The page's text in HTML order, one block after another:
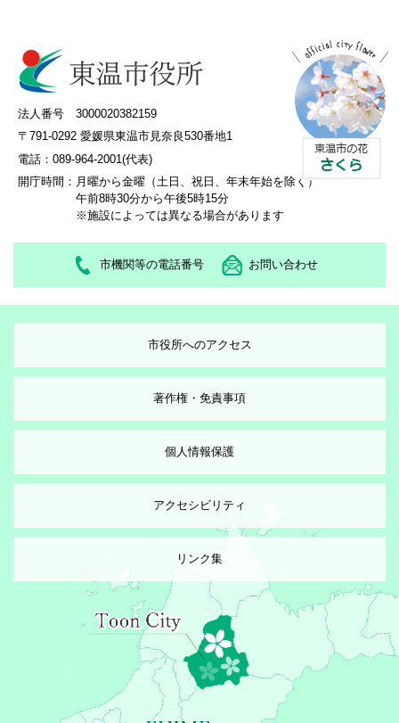
法人番号 3000020382159
〒791-0292 愛媛県東温市見奈良530番地1
電話：089-964-2001(代表)
開庁時間： 月曜から金曜（土日、祝日、年末年始を除く）
午前8時30分から午後5時15分
※施設によっては異なる場合があります
市機関等の電話番号 お問い合わせ
市役所へのアクセス
著作権・免責事項
個人情報保護
アクセシビリティ
リンク集